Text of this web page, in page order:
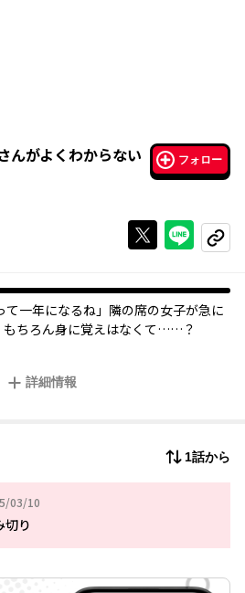
んがよくわからない フォロー
Xで投稿する
ライン
コピー
て一年になるね」隣の席の女子が急に
もちろん身に覚えはなくて……？
詳細情報
1話から
03/10
年03月10日
切り